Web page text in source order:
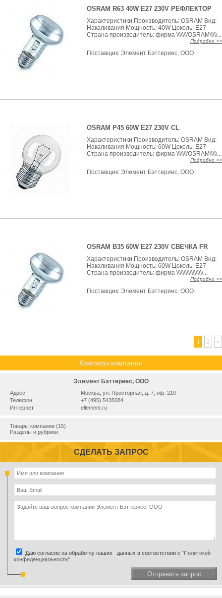
OSRAM R63 40W E27 230V РЕФЛЕКТОР
Характеристики Производитель: OSRAM Вид:
Накаливания Мощность: 40W Цоколь: E27
Страна производитель: фирма \\\\\\\'OSRAM\\\\\...
Подробно >>
Поставщик: Элемент Бэттериес, ООО
OSRAM P45 60W E27 230V CL
Характеристики Производитель: OSRAM Вид:
Накаливания Мощность: 60W Цоколь: E27
Страна производитель: фирма \\\\\\\'OSRAM\\\\\...
Подробно >>
Поставщик: Элемент Бэттериес, ООО
OSRAM B35 60W E27 230V СВЕЧКА FR
Характеристики Производитель: OSRAM Вид:
Накаливания Мощность: 60W Цоколь: E27
Страна производитель: фирма \\\\\\\\\\\\\\\\\\...
Подробно >>
Поставщик: Элемент Бэттериес, ООО
1 2 »
Контакты компании
Элемент Бэттериес, ООО
Адрес
Москва, ул. Просторная, д. 7, оф. 210
Телефон
+7 (495) 5435084
Интернет
ellement.ru
Товары компании (15)
Разделы и рубрики
СДЕЛАТЬ ЗАПРОС
Даю согласие на обработку наших данных в соответствии с "Политикой
конфиденциальности"
Отправить запрос